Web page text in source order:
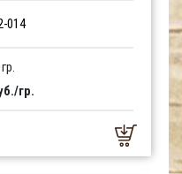
014
гр.